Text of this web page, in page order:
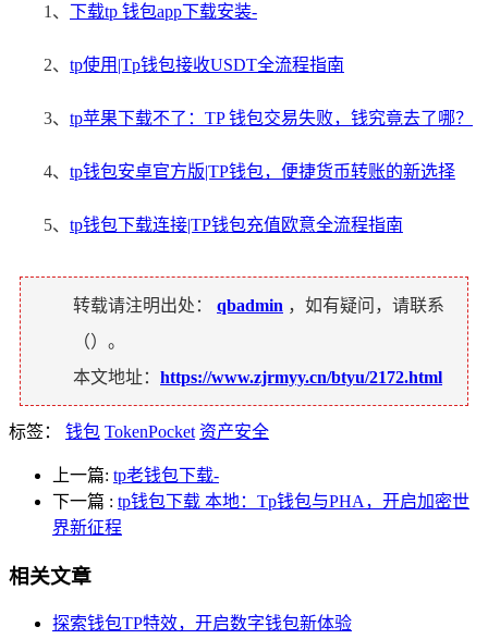
1、 下载tp 钱包app下载安装-
2、 tp使用|Tp钱包接收USDT全流程指南
3、 tp苹果下载不了：TP 钱包交易失败，钱究竟去了哪？
4、 tp钱包安卓官方版|TP钱包，便捷货币转账的新选择
5、 tp钱包下载连接|TP钱包充值欧意全流程指南
转载请注明出处： qbadmin ，如有疑问，请联系
（）。
本文地址： https://www.zjrmyy.cn/btyu/2172.html
标签： 钱包 TokenPocket 资产安全
上一篇: tp老钱包下载-
下一篇 : tp钱包下载 本地：Tp钱包与PHA，开启加密世
界新征程
相关文章
探索钱包TP特效，开启数字钱包新体验